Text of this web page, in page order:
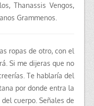
Thanassis Vengos,
Grammenos.
ropas de otro, con el
Si me dijeras que no
Te hablaría del
por donde entra la
cuerpo. Señales de